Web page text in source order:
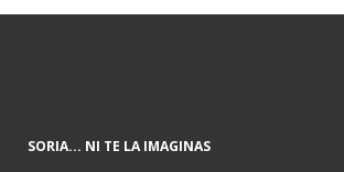
SORIA... NI TE LA IMAGINAS